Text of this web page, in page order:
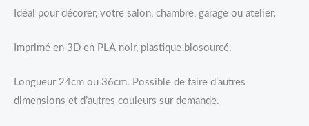
Idéal pour décorer, votre salon, chambre, garage ou atelier.
Imprimé en 3D en PLA noir, plastique biosourcé.
Longueur 24cm ou 36cm. Possible de faire d’autres
dimensions et d’autres couleurs sur demande.